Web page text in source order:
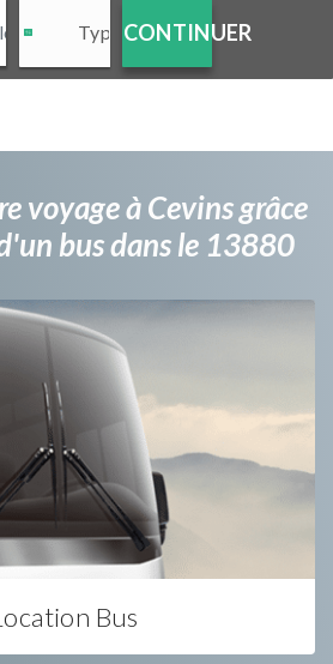
CONTINUER
voyage à Cevins grâce
bus dans le 13880
Bus